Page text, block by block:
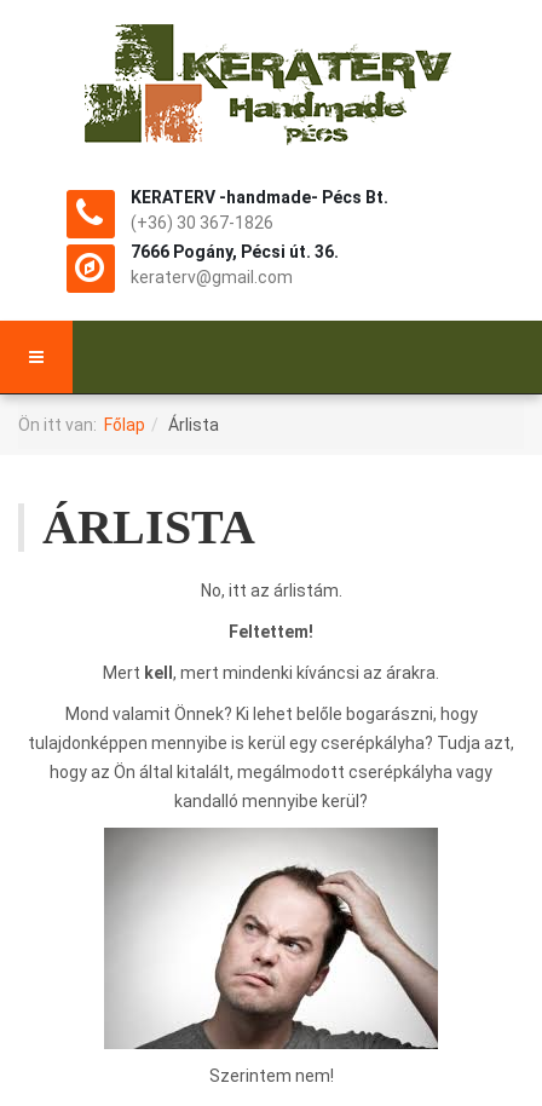
KERATERV -handmade- Pécs Bt.
(+36) 30 367-1826
7666 Pogány, Pécsi út. 36.
keraterv@gmail.com
Ön itt van: Főlap Árlista
ÁRLISTA
No, itt az árlistám.
Feltettem!
Mert kell , mert mindenki kíváncsi az árakra.
Mond valamit Önnek? Ki lehet belőle bogarászni, hogy
tulajdonképpen mennyibe is kerül egy cserépkályha? Tudja azt,
hogy az Ön által kitalált, megálmodott cserépkályha vagy
kandalló mennyibe kerül?
Szerintem nem!